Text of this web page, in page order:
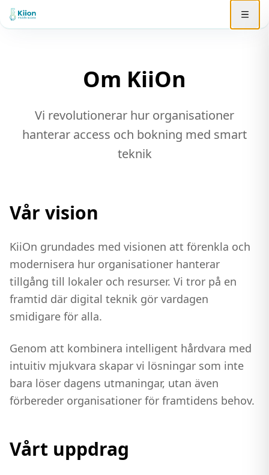
Om KiiOn
Vi revolutionerar hur organisationer
hanterar access och bokning med smart
teknik
Vår vision
KiiOn grundades med visionen att förenkla och
modernisera hur organisationer hanterar
tillgång till lokaler och resurser. Vi tror på en
framtid där digital teknik gör vardagen
smidigare för alla.
Genom att kombinera intelligent hårdvara med
intuitiv mjukvara skapar vi lösningar som inte
bara löser dagens utmaningar, utan även
förbereder organisationer för framtidens behov.
Vårt uppdrag